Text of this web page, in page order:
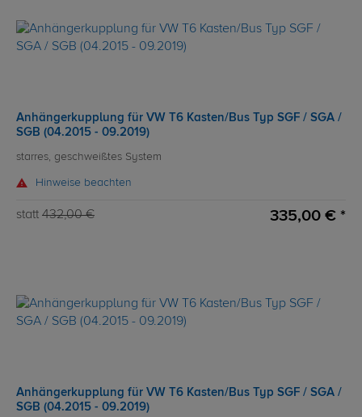
Anhängerkupplung für VW T6 Kasten/Bus Typ SGF / SGA /
SGB (04.2015 - 09.2019)
starres, geschweißtes System
Hinweise beachten
statt 432,00 € 335,00 € *
Anhängerkupplung für VW T6 Kasten/Bus Typ SGF / SGA /
SGB (04.2015 - 09.2019)